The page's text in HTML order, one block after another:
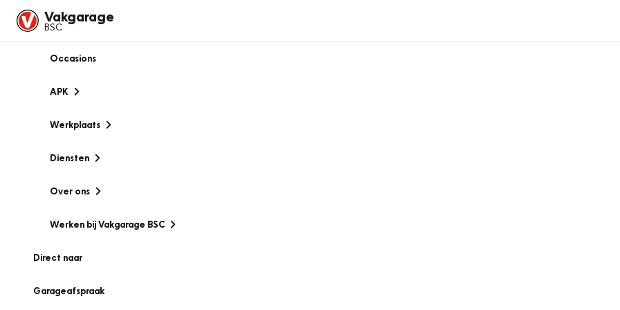
Vakgarage
BSC
Occasions
APK
Werkplaats
Diensten
Over ons
Werken bij Vakgarage BSC
Direct naar
Garageafspraak